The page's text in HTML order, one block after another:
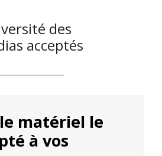
des
acceptés
matériel le
à vos